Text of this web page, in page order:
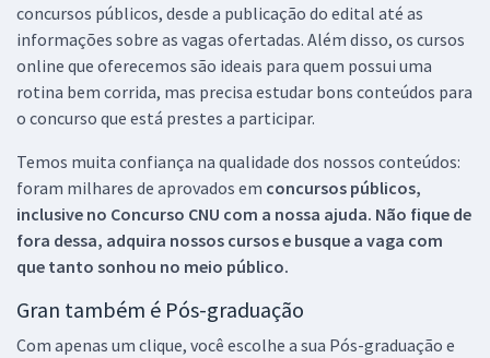
concursos públicos, desde a publicação do edital até as
informações sobre as vagas ofertadas. Além disso, os cursos
online que oferecemos são ideais para quem possui uma
rotina bem corrida, mas precisa estudar bons conteúdos para
o concurso que está prestes a participar.
Temos muita confiança na qualidade dos nossos conteúdos:
foram milhares de aprovados em concursos públicos,
inclusive no Concurso CNU com a nossa ajuda. Não fique de
fora dessa, adquira nossos cursos e busque a vaga com
que tanto sonhou no meio público.
Gran também é Pós-graduação
Com apenas um clique, você escolhe a sua Pós-graduação e